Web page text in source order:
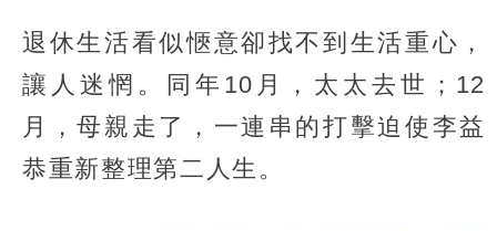
退休生活看似愜意卻找不到生活重心，
讓人迷惘。同年10月，太太去世；12
月，母親走了，一連串的打擊迫使李益
恭重新整理第二人生。